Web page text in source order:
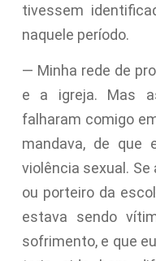
tivessem
naquele período.
— Minha rede de
e a igreja. Mas
falharam comigo
mandava, de que
violência sexual.
ou porteiro da
estava sendo
sofrimento, e que